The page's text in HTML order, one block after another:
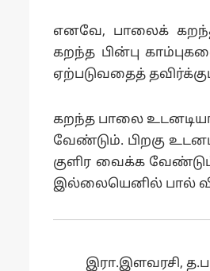
எனவே, பாலைக்
கறந்த பின்பு
ஏற்படுவதைத்
கறந்த பாலை
வேண்டும். பிறகு
குளிர வைக்க
இல்லையெனில் பால்
இரா.இளவரசி,